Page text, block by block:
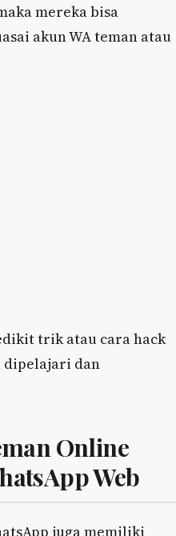
mereka bisa
akun WA teman atau
trik atau cara hack
dipelajari dan
Online
Web
juga memiliki